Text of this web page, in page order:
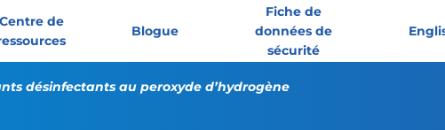
Centre de
Blogue
Fiche de
données de
sécurité
désinfectants au peroxyde d’hydrogène